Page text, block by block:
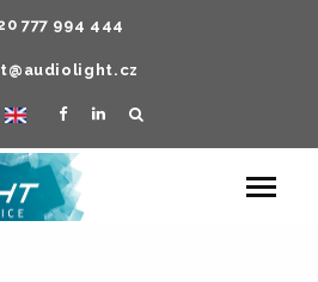
777 994 444
Toggle